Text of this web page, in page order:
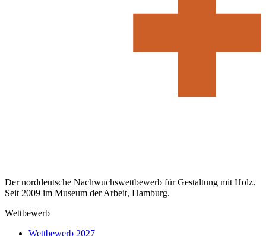
Der norddeutsche Nachwuchswettbewerb für Gestaltung mit Holz.
Seit 2009 im Museum der Arbeit, Hamburg.
Wettbewerb
Wettbewerb 2027